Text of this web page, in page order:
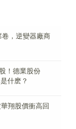
，逆變器廠商
！德業股份
什麽？
翔股價衝高回